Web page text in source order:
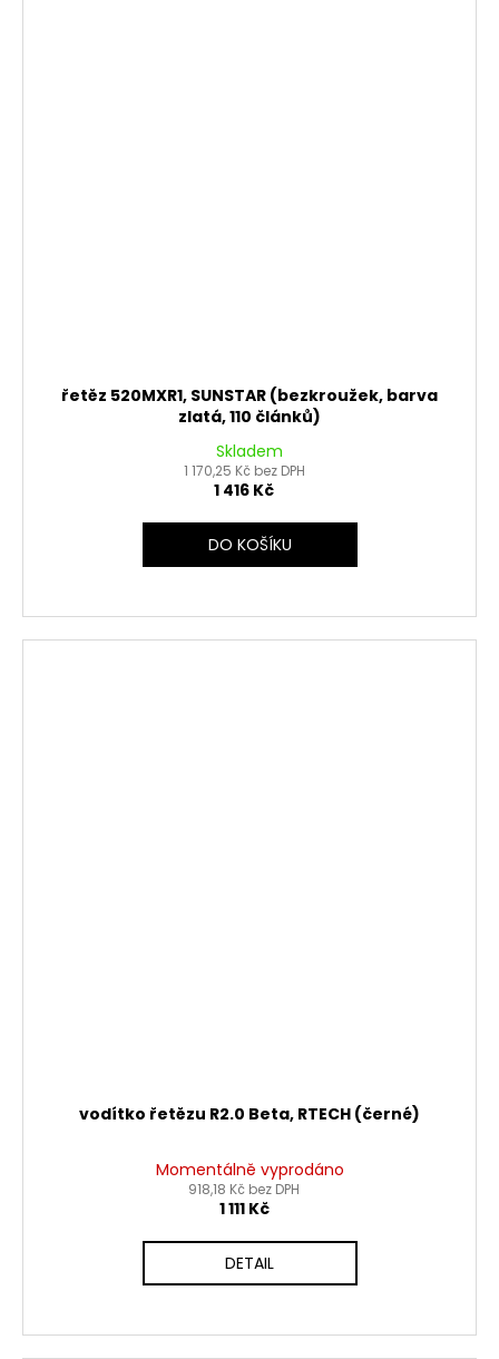
řetěz 520MXR1, SUNSTAR (bezkroužek, barva
zlatá, 110 článků)
Skladem
1 170,25 Kč bez DPH
1 416 Kč
DO KOŠÍKU
vodítko řetězu R2.0 Beta, RTECH (černé)
Momentálně vyprodáno
918,18 Kč bez DPH
1 111 Kč
DETAIL